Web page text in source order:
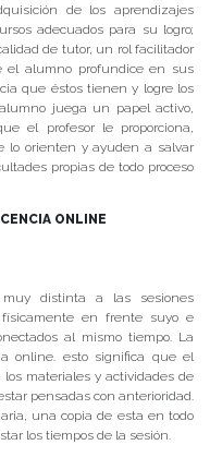
de los aprendizajes
adecuados para su logro;
de tutor, un rol facilitador
el alumno profundice en sus
que éstos tienen y logre los
juega un papel activo,
el profesor le proporciona,
lo orienten y ayuden a salvar
propias de todo proceso
ONLINE
distinta a las sesiones
en frente suyo e
al mismo tiempo. La
online. esto significa que el
materiales y actividades de
pensadas con anterioridad.
una copia de esta en todo
los tiempos de la sesión.